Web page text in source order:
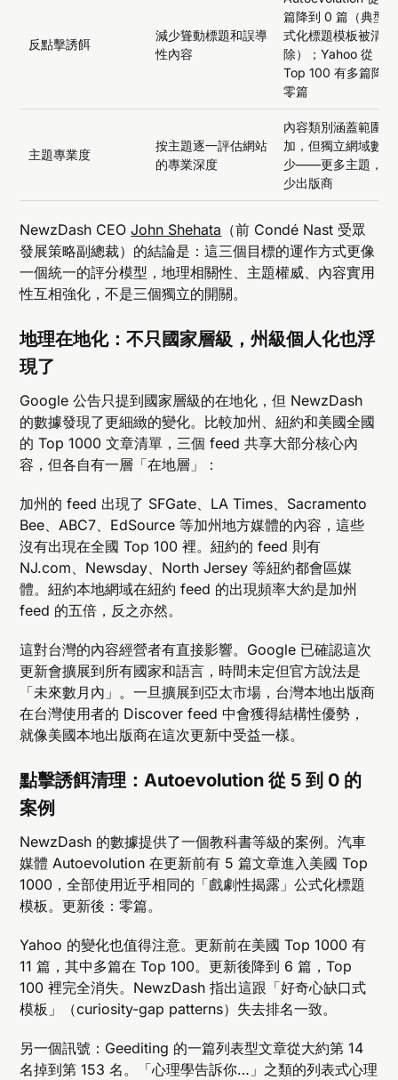
反點擊誘餌
減少聳動標題和誤導
性內容
篇降到 0 篇（典型公
式化標題模板被清
除）；Yahoo 從
Top 100 有多篇降到
零篇
主題專業度
按主題逐一評估網站
的專業深度
內容類別涵蓋範圍增
加，但獨立網域數減
少——更多主題，更
少出版商
NewzDash CEOJohn Shehata （前 Condé Nast 受眾
發展策略副總裁）的結論是：這三個目標的運作方式更像
一個統一的評分模型，地理相關性、主題權威、內容實用
性互相強化，不是三個獨立的開關。
地理在地化：不只國家層級，州級個人化也浮
現了
Google 公告只提到國家層級的在地化，但 NewzDash
的數據發現了更細緻的變化。比較加州、紐約和美國全國
的 Top 1000 文章清單，三個 feed 共享大部分核心內
容，但各自有一層「在地層」：
加州的 feed 出現了 SFGate、LA Times、Sacramento
Bee、ABC7、EdSource 等加州地方媒體的內容，這些
沒有出現在全國 Top 100 裡。紐約的 feed 則有
NJ.com、Newsday、North Jersey 等紐約都會區媒
體。紐約本地網域在紐約 feed 的出現頻率大約是加州
feed 的五倍，反之亦然。
這對台灣的內容經營者有直接影響。Google 已確認這次
更新會擴展到所有國家和語言，時間未定但官方說法是
「未來數月內」。一旦擴展到亞太市場，台灣本地出版商
在台灣使用者的 Discover feed 中會獲得結構性優勢，
就像美國本地出版商在這次更新中受益一樣。
點擊誘餌清理：Autoevolution 從 5 到 0 的
案例
NewzDash 的數據提供了一個教科書等級的案例。汽車
媒體 Autoevolution 在更新前有 5 篇文章進入美國 Top
1000，全部使用近乎相同的「戲劇性揭露」公式化標題
模板。更新後：零篇。
Yahoo 的變化也值得注意。更新前在美國 Top 1000 有
11 篇，其中多篇在 Top 100。更新後降到 6 篇，Top
100 裡完全消失。NewzDash 指出這跟「好奇心缺口式
模板」（curiosity-gap patterns）失去排名一致。
另一個訊號：Geediting 的一篇列表型文章從大約第 14
名掉到第 153 名。「心理學告訴你…」之類的列表式心理